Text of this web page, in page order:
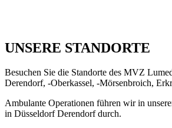
UNSERE STANDORTE
Besuchen Sie die Standorte des MVZ
Derendorf, -Oberkassel, -Mörsenbroich,
Ambulante Operationen führen wir in
in Düsseldorf Derendorf durch.